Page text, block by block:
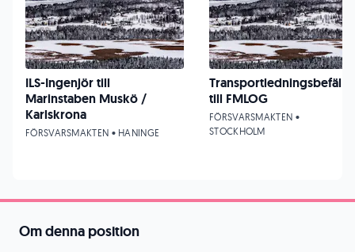
Om denna position
ILS-Ingenjör till
Marinstaben Muskö /
Karlskrona
FÖRSVARSMAKTEN • HANINGE
Transportledningsbefäl
till FMLOG
FÖRSVARSMAKTEN •
STOCKHOLM